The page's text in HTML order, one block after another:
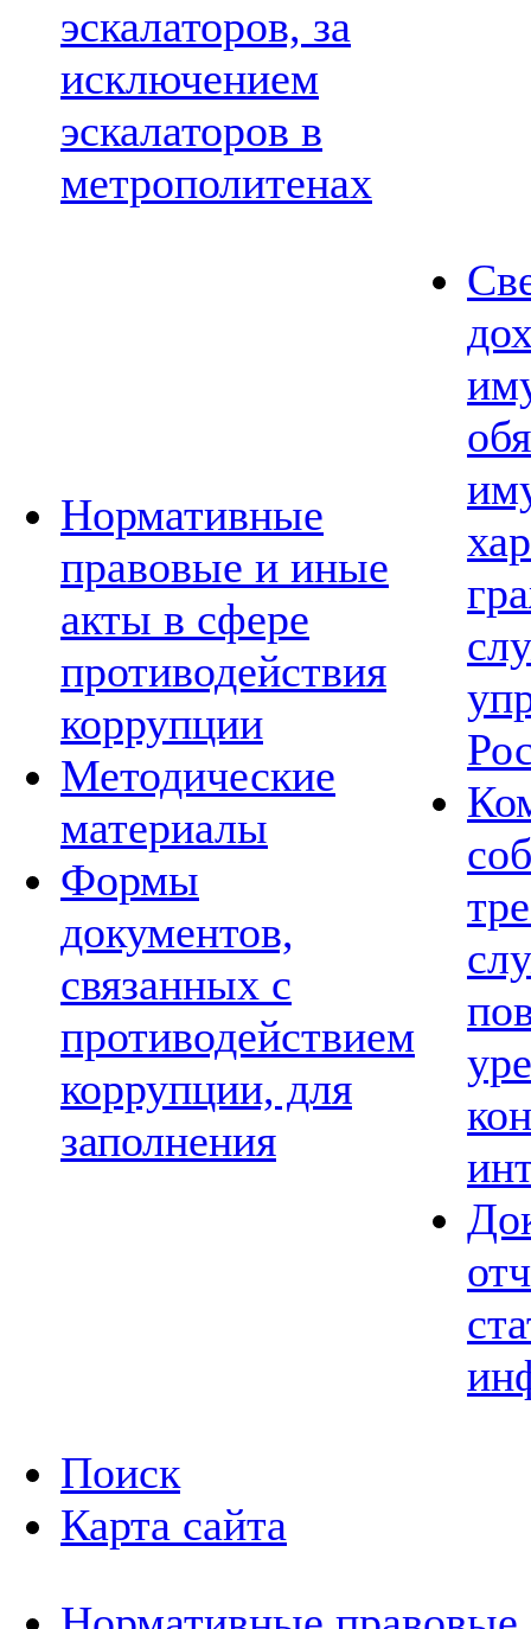
эскалаторов, за
исключением
эскалаторов в
метрополитенах
Нормативные
правовые и иные
акты в сфере
противодействия
коррупции
Методические
материалы
Формы
документов,
связанных с
противодействием
коррупции, для
заполнения
Поиск
Карта сайта